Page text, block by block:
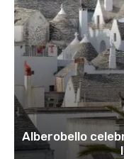
Alberobello